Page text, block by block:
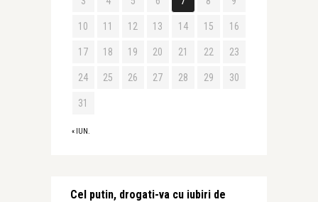
« IUN.
10 11 12 13 14 15 16
17 18 19 20 21 22 23
24 25 26 27 28 29 30
31
Cel putin, drogati-va cu iubiri de